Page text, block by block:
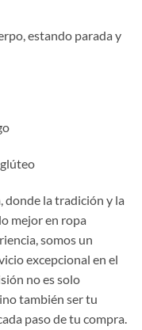
estando parada y
donde la tradición y la
mejor en ropa
somos un
excepcional en el
no es solo
también ser tu
paso de tu compra.